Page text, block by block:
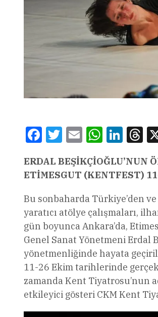
FacebookTwitterEmail WhatsApp
ERDAL BEŞİKÇİOĞLU’NUN
ETİMESGUT (KENTFEST)
Bu sonbaharda Türkiye’den
yaratıcı atölye çalışmaları,
gün boyunca Ankara’da,
Genel Sanat Yönetmeni Erdal
yönetmenliğinde hayata
11-26 Ekim tarihlerinde
zamanda Kent Tiyatrosu’nun
etkileyici gösteri CKM Kent